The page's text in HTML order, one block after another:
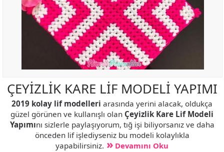
ÇEYİZLİK KARE LİF MODELİ YAPIMI
2019 kolay lif modelleri arasında yerini alacak, oldukça
güzel görünen ve kullanışlı olan Çeyizlik Kare Lif Modeli
Yapımını sizlerle paylaşıyorum, tığ işi biliyorsanız ve daha
önceden lif işlediyseniz bu modeli kolaylıkla
yapabilirsiniz.
Devamını Oku